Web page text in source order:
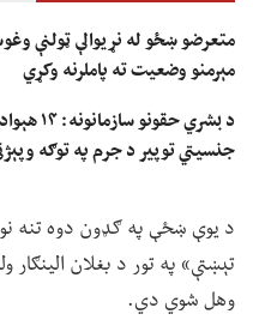
متعرضو ښځو له نړیوالې ټولنې
مېرمنو وضعیت ته پاملرنه وکړي
د بشري
جنسیتي توپير د جرم په توګه
د یوې ښځې په ګډون دوه تنه
وهل شوي دي.